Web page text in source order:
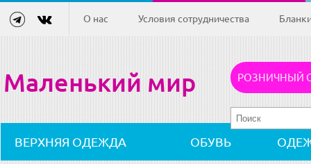
О нас Условия сотрудничества
Маленький мир РОЗНИЧНЫЙ
ВЕРХНЯЯ ОДЕЖДА ОБУВЬ